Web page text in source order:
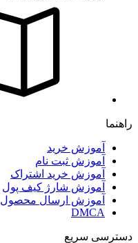
راهنما
آموزش خرید
آموزش ثبت نام
آموزش خرید اشتراک
آموزش شارژ کیف پول
آموزش ارسال محصول
DMCA
دسترسی سریع